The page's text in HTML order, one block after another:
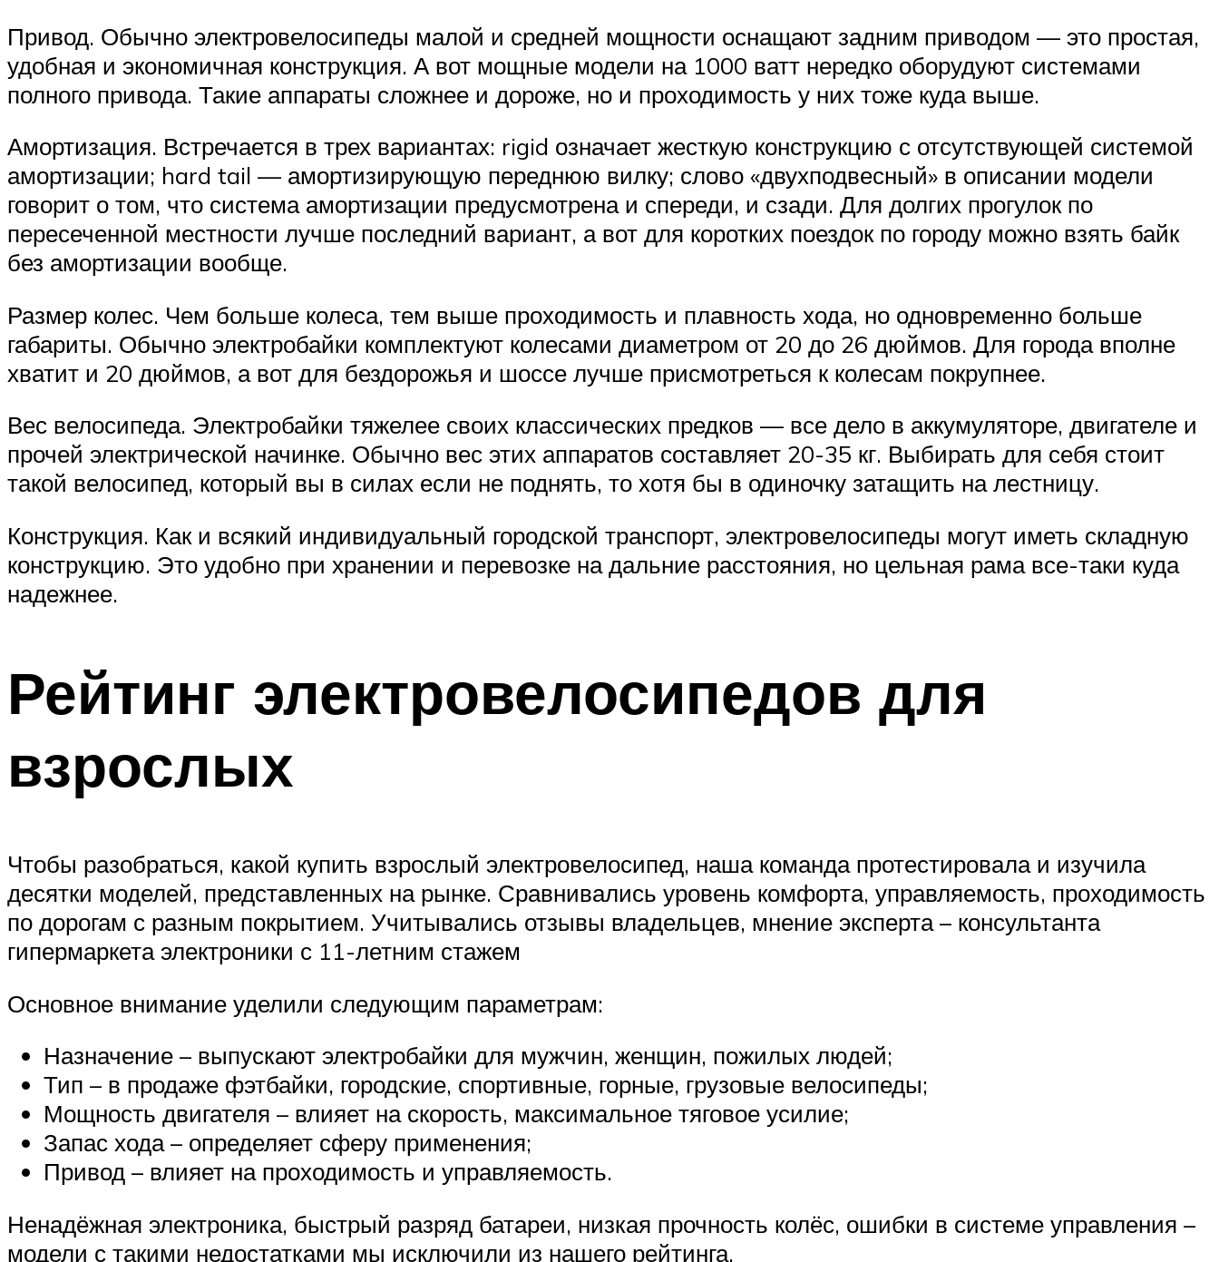
Привод. Обычно электровелосипеды малой и средней мощности оснащают задним приводом — это простая,
удобная и экономичная конструкция. А вот мощные модели на 1000 ватт нередко оборудуют системами
полного привода. Такие аппараты сложнее и дороже, но и проходимость у них тоже куда выше.
Амортизация. Встречается в трех вариантах: rigid означает жесткую конструкцию с отсутствующей системой
амортизации; hard tail — амортизирующую переднюю вилку; слово «двухподвесный» в описании модели
говорит о том, что система амортизации предусмотрена и спереди, и сзади. Для долгих прогулок по
пересеченной местности лучше последний вариант, а вот для коротких поездок по городу можно взять байк
без амортизации вообще.
Размер колес. Чем больше колеса, тем выше проходимость и плавность хода, но одновременно больше
габариты. Обычно электробайки комплектуют колесами диаметром от 20 до 26 дюймов. Для города вполне
хватит и 20 дюймов, а вот для бездорожья и шоссе лучше присмотреться к колесам покрупнее.
Вес велосипеда. Электробайки тяжелее своих классических предков — все дело в аккумуляторе, двигателе и
прочей электрической начинке. Обычно вес этих аппаратов составляет 20-35 кг. Выбирать для себя стоит
такой велосипед, который вы в силах если не поднять, то хотя бы в одиночку затащить на лестницу.
Конструкция. Как и всякий индивидуальный городской транспорт, электровелосипеды могут иметь складную
конструкцию. Это удобно при хранении и перевозке на дальние расстояния, но цельная рама все-таки куда
надежнее.
Рейтинг электровелосипедов для
взрослых
Чтобы разобраться, какой купить взрослый электровелосипед, наша команда протестировала и изучила
десятки моделей, представленных на рынке. Сравнивались уровень комфорта, управляемость, проходимость
по дорогам с разным покрытием. Учитывались отзывы владельцев, мнение эксперта – консультанта
гипермаркета электроники с 11-летним стажем
Основное внимание уделили следующим параметрам:
Назначение – выпускают электробайки для мужчин, женщин, пожилых людей;
Тип – в продаже фэтбайки, городские, спортивные, горные, грузовые велосипеды;
Мощность двигателя – влияет на скорость, максимальное тяговое усилие;
Запас хода – определяет сферу применения;
Привод – влияет на проходимость и управляемость.
Ненадёжная электроника, быстрый разряд батареи, низкая прочность колёс, ошибки в системе управления –
модели с такими недостатками мы исключили из нашего рейтинга.